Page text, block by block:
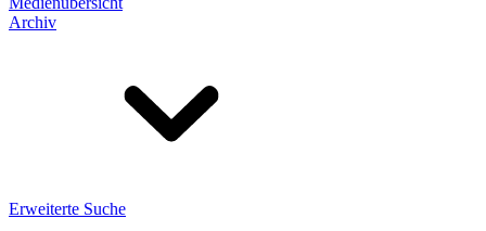
Archiv
Erweiterte Suche